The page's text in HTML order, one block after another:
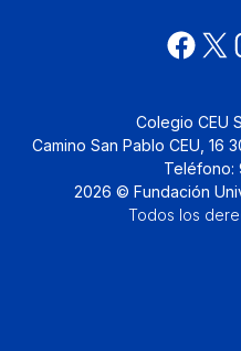
Colegio CEU
Camino San Pablo CEU, 16
Teléfono:
2026 © Fundación
Todos los